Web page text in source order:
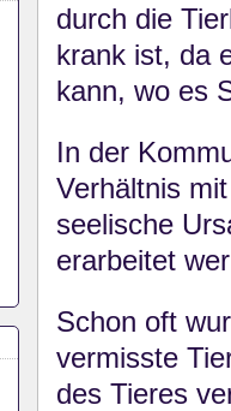
durch die
krank ist, da
kann, wo es
In der
Verhältnis
seelische
erarbeitet
Schon oft
vermisste
des Tieres